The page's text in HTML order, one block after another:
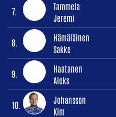
7.
Tammela
Jeremi
8.
Hämäläinen
Sakke
9.
Haatanen
Aleks
10.
Johansson
Kim